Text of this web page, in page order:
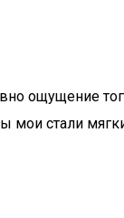
ощущение
мои стали